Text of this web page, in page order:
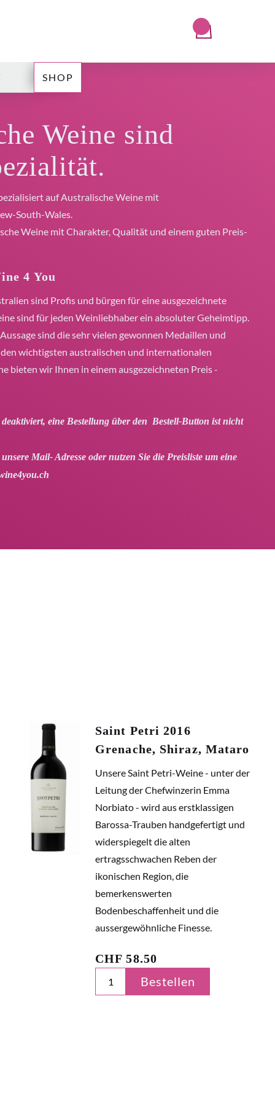
SHOP
Weine sind
auf Australische Weine mit
South-Wales.
Weine mit Charakter, Qualität und einem guten Preis-
4 You
sind Profis und bürgen für eine ausgezeichnete
sind für jeden Weinliebhaber ein absoluter Geheimtipp.
sind die sehr vielen gewonnen Medaillen und
wichtigsten australischen und internationalen
bieten wir Ihnen in einem ausgezeichneten Preis -
eine Bestellung über den Bestell-Button ist nicht
Mail- Adresse oder nutzen Sie die Preisliste um eine
Saint Petri 2016
Grenache, Shiraz, Mataro
Unsere Saint Petri-Weine - unter der
Leitung der Chefwinzerin Emma
Norbiato - wird aus erstklassigen
Barossa-Trauben handgefertigt und
widerspiegelt die alten
ertragsschwachen Reben der
ikonischen Region, die
bemerkenswerten
Bodenbeschaffenheit und die
aussergewöhnliche Finesse.
CHF58.50
Bestellen